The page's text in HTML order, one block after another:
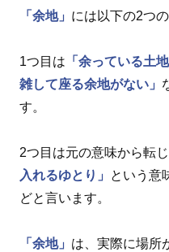
「余地」 には以下の2つ
1つ目は 「余っている土
雑して座る余地がない」
す。
2つ目は元の意味から転
入れるゆとり」
という意
どと言います。
「余地」 は、実際に場所